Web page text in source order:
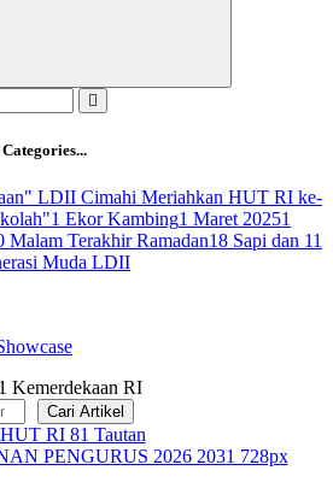
LDII Cimahi Meriahkan HUT RI ke-
1 Ekor Kambing1 Maret 20251
Malam Terakhir Ramadan18 Sapi dan 11
Muda LDII
Kemerdekaan RI
Cari Artikel